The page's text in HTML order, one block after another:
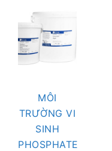
MÔI
TRƯỜNG VI
SINH
PHOSPHATE